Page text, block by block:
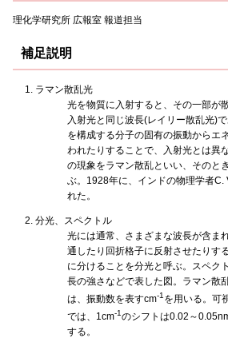
理化学研究所 広報室 報道担当
補足説明
ラマン散乱光
光を物質に入射すると、その一部が
入射光と同じ波長(レイリー散乱光)
を構成する分子の固有の振動からエ
われたりすることで、入射光とは異
の現象をラマン散乱といい、そのと
ぶ。1928年に、インドの物理学者C.
れた。
分光、スペクトル
光には通常、さまざまな波長が含ま
通したり回折格子に反射させたりす
に分けることを分光と呼ぶ。スペク
長の強さなどで表した図。ラマン散
は、振動数を表すcm-1 を用いる。可
では、1cm-1 のシフトは0.02～
する。